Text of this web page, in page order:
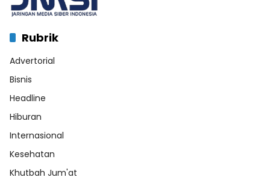
Rubrik
Advertorial
Bisnis
Headline
Hiburan
Internasional
Kesehatan
Khutbah Jum'at